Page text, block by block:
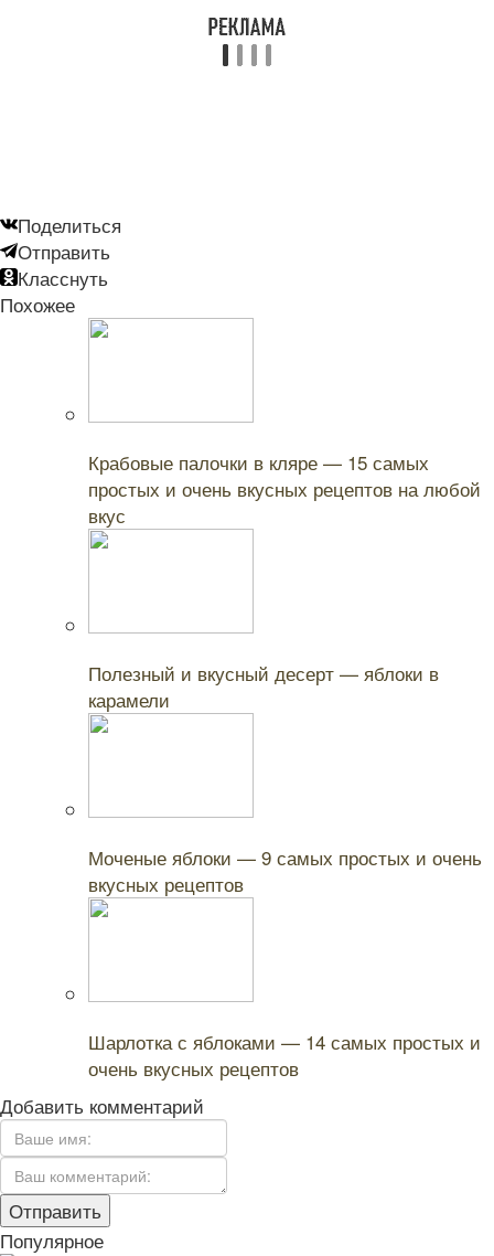
Поделиться
Отправить
Класснуть
Похожее
Крабовые палочки в кляре — 15 самых
простых и очень вкусных рецептов на любой
вкус
Полезный и вкусный десерт — яблоки в
карамели
Моченые яблоки — 9 самых простых и очень
вкусных рецептов
Шарлотка с яблоками — 14 самых простых и
очень вкусных рецептов
Добавить комментарий
Популярное